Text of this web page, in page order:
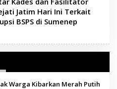
Jatim Hari Ini Terkait
BSPS di Sumenep
Warga Kibarkan Merah Putih